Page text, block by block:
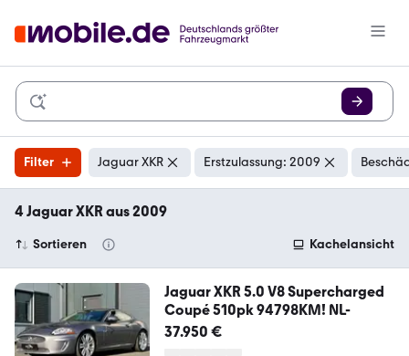
Filter Jaguar XKR Erstzulassung: 2009
4 Jaguar XKR aus 2009
Sortieren Kachelansicht
Jaguar XKR 5.0 V8 Supercharged
Coupé 510pk 94798KM! NL-
37.950 €